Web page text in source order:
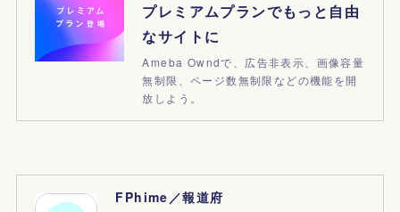
プレミアムプランでもっと自由
なサイトに
Ameba Owndで、広告非表示、画像容量
無制限、ページ数無制限などの機能を開
放しよう。
FPhime／報道府